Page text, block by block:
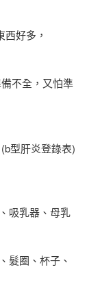
好多，
不全，又怕準
型肝炎登錄表)
吸乳器、母乳
髮圈、杯子、